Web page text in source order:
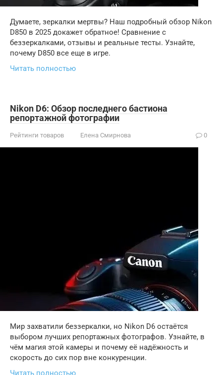
Думаете, зеркалки мертвы? Наш подробный обзор Nikon
D850 в 2025 докажет обратное! Сравнение с
беззеркалками, отзывы и реальные тесты. Узнайте,
почему D850 все еще в игре.
Читать полностью
Nikon D6: Обзор последнего бастиона
репортажной фотографии
Рейтинги товаров Елена Смирнова 0
Мир захватили беззеркалки, но Nikon D6 остаётся
выбором лучших репортажных фотографов. Узнайте, в
чём магия этой камеры и почему её надёжность и
скорость до сих пор вне конкуренции.
Читать полностью